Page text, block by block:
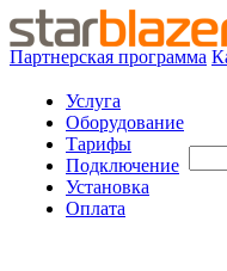
Партнерская программа
Услуга
Оборудование
Тарифы
Подключение
Установка
Оплата